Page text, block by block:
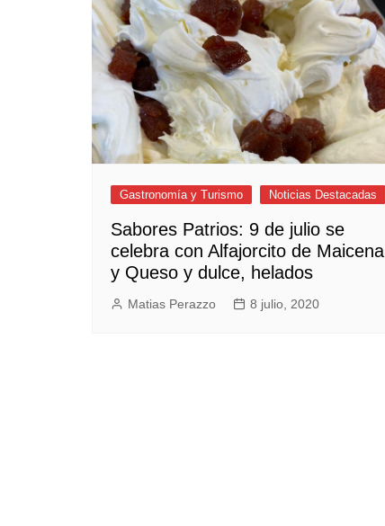
Empresas y Negocios
Automotos
Espectáculos
Trendy News
LifeStyle
Gastronomía y Turismo Noticias Destacadas
Sabores Patrios: 9 de julio se
celebra con Alfajorcito de Maicena
y Queso y dulce, helados
Matias Perazzo 8 julio, 2020